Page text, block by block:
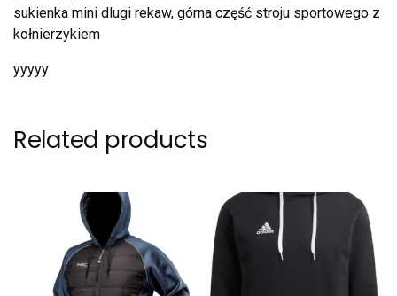
sukienka mini dlugi rekaw, górna część stroju sportowego z
kołnierzykiem
yyyyy
Related products